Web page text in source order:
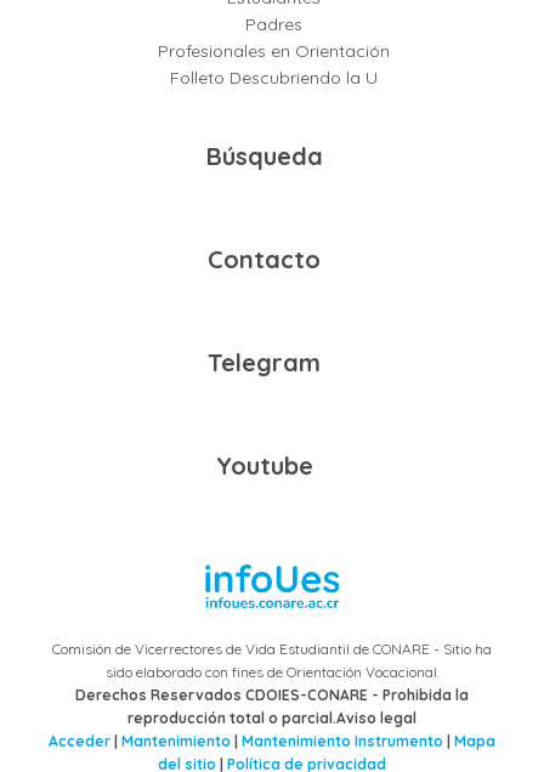
Padres
Profesionales en Orientación
Folleto Descubriendo la U
Búsqueda
Contacto
Telegram
Youtube
Comisión de Vicerrectores de Vida Estudiantil de CONARE - Sitio ha
sido elaborado con fines de Orientación Vocacional.
Derechos Reservados CDOIES-CONARE - Prohibida la
reproducción total o parcial.Aviso legal
Acceder Mantenimiento Mantenimiento Instrumento Mapa
del sitio Política de privacidad